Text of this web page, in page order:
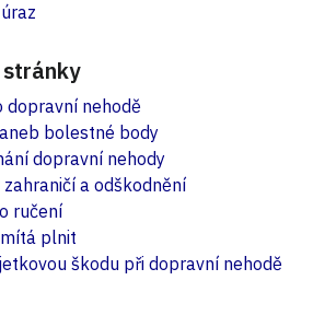
dopravní nehodě
bolestné body
dopravní nehody
a odškodnění
ručení
plnit
škodu při dopravní nehodě